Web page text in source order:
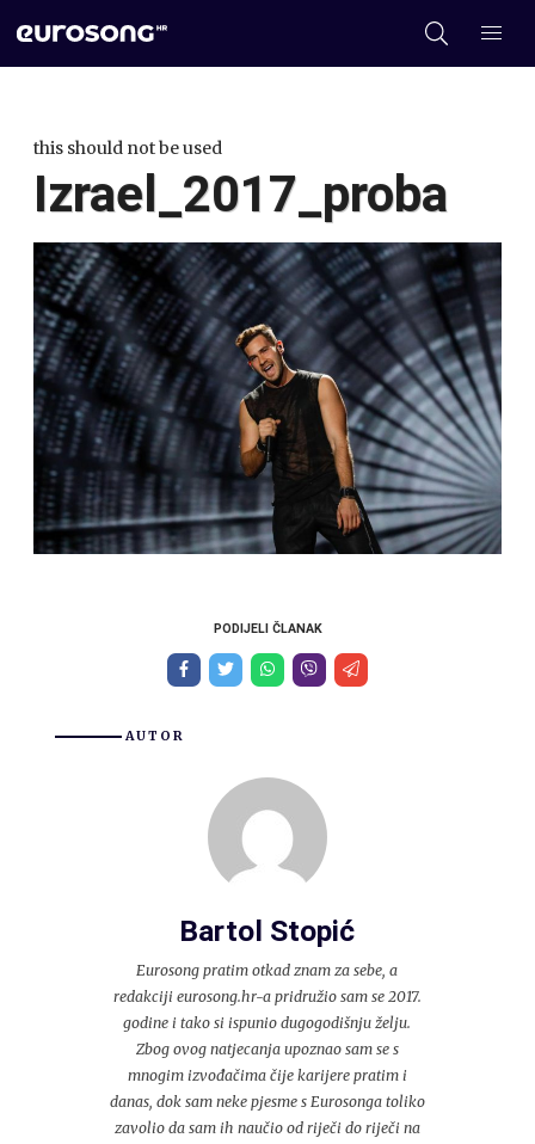
this should not be used
Izrael_2017_proba
PODIJELI ČLANAK
AUTOR
Bartol Stopić
Eurosong pratim otkad znam za sebe, a
redakciji eurosong.hr-a pridružio sam se 2017.
godine i tako si ispunio dugogodišnju želju.
Zbog ovog natjecanja upoznao sam se s
mnogim izvođačima čije karijere pratim i
danas, dok sam neke pjesme s Eurosonga toliko
zavolio da sam ih naučio od riječi do riječi na